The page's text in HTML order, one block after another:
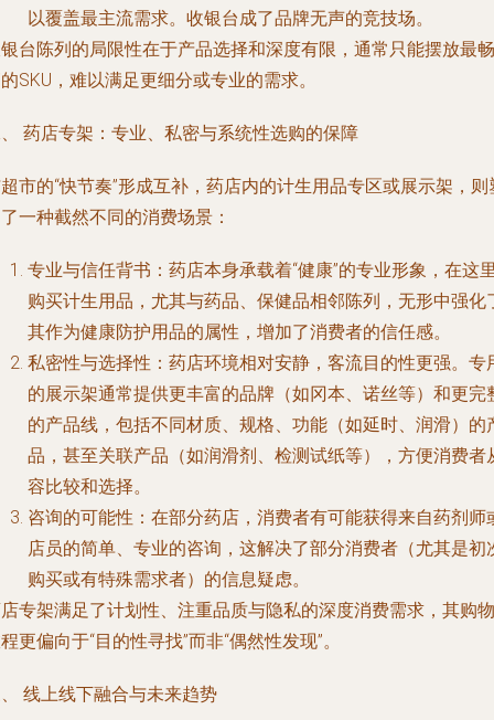
以覆盖最主流需求。收银台成了品牌无声的竞技场。
台陈列的局限性在于产品选择和深度有限，通常只能摆放最畅
SKU，难以满足更细分或专业的需求。
药店专架：专业、私密与系统性选购的保障
市的“快节奏”形成互补，药店内的计生用品专区或展示架，则
一种截然不同的消费场景：
专业与信任背书 ：药店本身承载着“健康”的专业形象，在这
购买计生用品，尤其与药品、保健品相邻陈列，无形中强化
其作为健康防护用品的属性，增加了消费者的信任感。
私密性与选择性 ：药店环境相对安静，客流目的性更强。专
的展示架通常提供更丰富的品牌（如冈本、诺丝等）和更完
的产品线，包括不同材质、规格、功能（如延时、润滑）的
品，甚至关联产品（如润滑剂、检测试纸等），方便消费者
容比较和选择。
咨询的可能性 ：在部分药店，消费者有可能获得来自药剂师
店员的简单、专业的咨询，这解决了部分消费者（尤其是初
购买或有特殊需求者）的信息疑虑。
专架满足了计划性、注重品质与隐私的深度消费需求，其购物
更偏向于“目的性寻找”而非“偶然性发现”。
线上线下融合与未来趋势